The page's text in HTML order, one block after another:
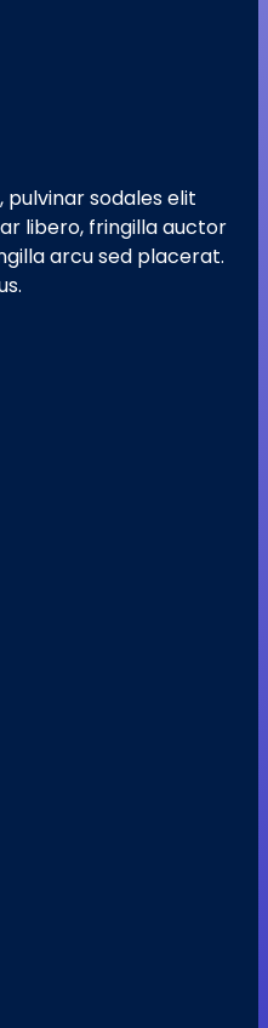
pulvinar sodales elit
libero, fringilla auctor
arcu sed placerat.